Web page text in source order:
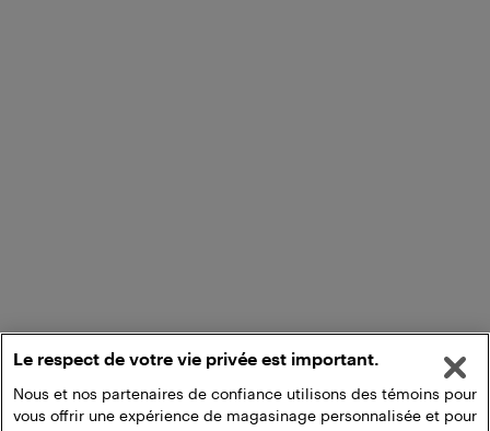
Le respect de votre vie privée est important.
Nous et nos partenaires de confiance utilisons des témoins pour
vous offrir une expérience de magasinage personnalisée et pour